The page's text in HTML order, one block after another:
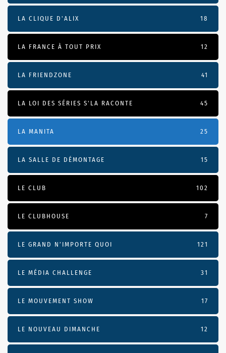
LA CLIQUE D'ALIX 18
LA FRANCE À TOUT PRIX 12
LA FRIENDZONE 41
LA LOI DES SÉRIES S'LA RACONTE 45
LA MANITA 25
LA SALLE DE DÉMONTAGE 15
LE CLUB 102
LE CLUBHOUSE 7
LE GRAND N’IMPORTE QUOI 121
LE MÉDIA CHALLENGE 31
LE MOUVEMENT SHOW 17
LE NOUVEAU DIMANCHE 12